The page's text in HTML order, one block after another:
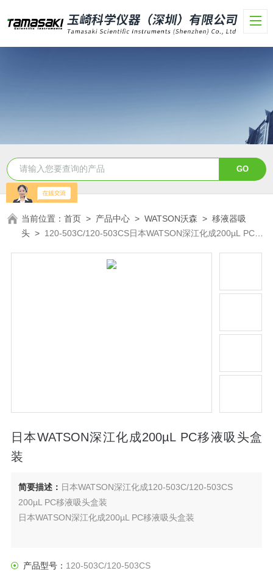
当前位置：首页 > 产品中心 >WATSON沃森 >移液器吸
头 > 120-503C/120-503CS日本WATSON深江化成200µL PC移
日本WATSON深江化成200µL PC移液吸头盒
装
简要描述： 日本WATSON深江化成120-503C/120-503CS
200µL PC移液吸头盒装
日本WATSON深江化成200µL PC移液吸头盒装
服务
产品型号： 120-503C/120-503CS